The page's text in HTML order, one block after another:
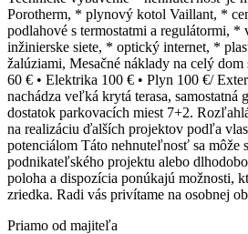
Porotherm, * plynový kotol Vaillant, *
podlahové s termostatmi a regulátormi, *
inžinierske siete, * optický internet, *
žalúziami, Mesačné náklady na celý
60 € • Elektrika 100 € • Plyn 100 €/
nachádza veľká krytá terasa, samostatná
dostatok parkovacích miest 7+2.
na realizáciu ďalších projektov podľa
potenciálom Táto nehnuteľnosť sa môže
podnikateľského projektu alebo
poloha a dispozícia ponúkajú možnosti,
zriedka. Radi vás privítame na osobnej
Priamo od majiteľa